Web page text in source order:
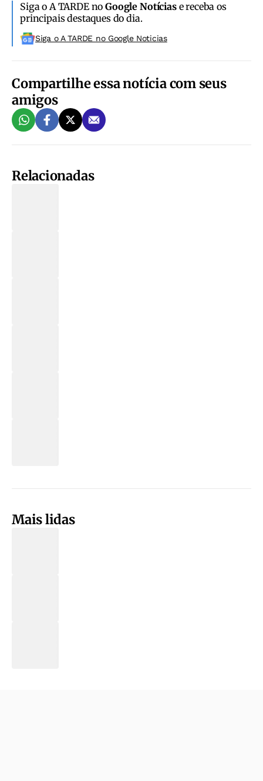
Siga o A TARDE noGoogle Notíciase receba os
principais destaques do dia.
Siga o A TARDE no Google Noticias
Compartilhe essa notícia com seus
amigos
Relacionadas
Mais lidas